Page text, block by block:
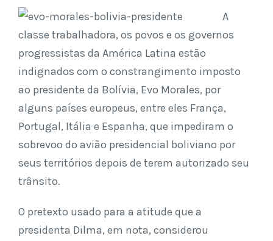
A
classe trabalhadora, os povos e os governos
progressistas da América Latina estão
indignados com o constrangimento imposto
ao presidente da Bolívia, Evo Morales, por
alguns países europeus, entre eles França,
Portugal, Itália e Espanha, que impediram o
sobrevoo do avião presidencial boliviano por
seus territórios depois de terem autorizado seu
trânsito.
O pretexto usado para a atitude que a
presidenta Dilma, em nota, considerou